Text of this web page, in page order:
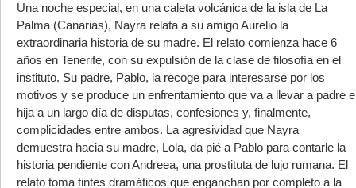
Una noche especial, en una caleta volcánica de la isla de La
Palma (Canarias), Nayra relata a su amigo Aurelio la
extraordinaria historia de su madre. El relato comienza hace 6
años en Tenerife, con su expulsión de la clase de filosofía en el
instituto. Su padre, Pablo, la recoge para interesarse por los
motivos y se produce un enfrentamiento que va a llevar a padre e
hija a un largo día de disputas, confesiones y, finalmente,
complicidades entre ambos. La agresividad que Nayra
demuestra hacia su madre, Lola, da pié a Pablo para contarle la
historia pendiente con Andreea, una prostituta de lujo rumana. El
relato toma tintes dramáticos que enganchan por completo a la